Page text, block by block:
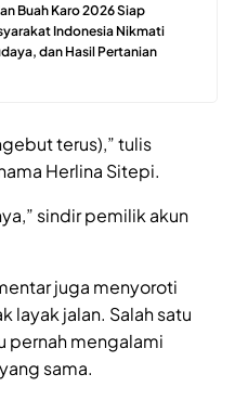
Buah Karo 2026 Siap
Indonesia Nikmati
dan Hasil Pertanian
terus),” tulis
Herlina Sitepi.
sindir pemilik akun
juga menyoroti
layak jalan. Salah satu
pernah mengalami
sama.